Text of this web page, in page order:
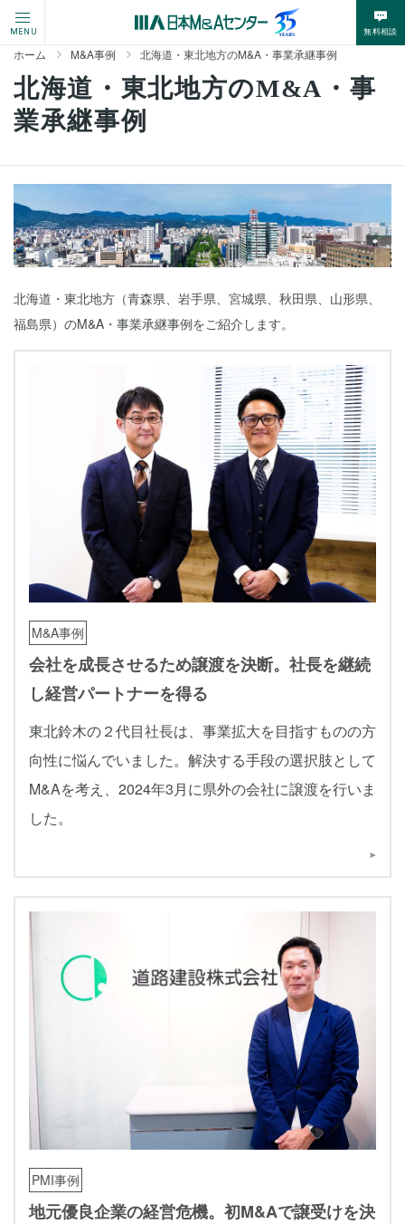
MENU 無料相談
ホーム M&A事例 北海道・東北地方のM&A・事業承継事例
北海道・東北地方のM&A・事
業承継事例
北海道・東北地方（青森県、岩手県、宮城県、秋田県、山形県、
福島県）のM&A・事業承継事例をご紹介します。
M&A事例
会社を成長させるため譲渡を決断。社長を継続
し経営パートナーを得る
東北鈴木の２代目社長は、事業拡大を目指すものの方
向性に悩んでいました。解決する手段の選択肢として
M&Aを考え、2024年3月に県外の会社に譲渡を行いま
した。
PMI事例
地元優良企業の経営危機。初M&Aで譲受けを決